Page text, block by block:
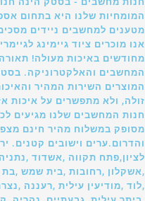
המומחיות שלנו היא בתחום
מטענים למחשבים ניידים
אנו מוכרים ציוד גיימינג
מחודשים באיכות מעולה!
המחשבים והאלקטרוניקה.
המוצרים השירות המהיר
זולה, ולא מתפשרים על איכות
חנות המחשבים שלנו מגיעים
מסופק במשלוח מהיר חינם
והדרום.ערים וישובים קטנים.
לציון,פתח תקווה ,אשדוד
,אשקלון ,רחובות ,בית שמש ,בת
,לוד ,מודיעין עילית ,רעננה